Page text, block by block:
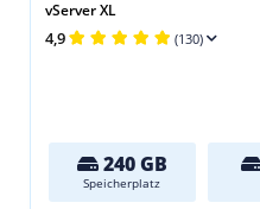
vServer XL
4,9 (130)
240 GB
Speicherplatz